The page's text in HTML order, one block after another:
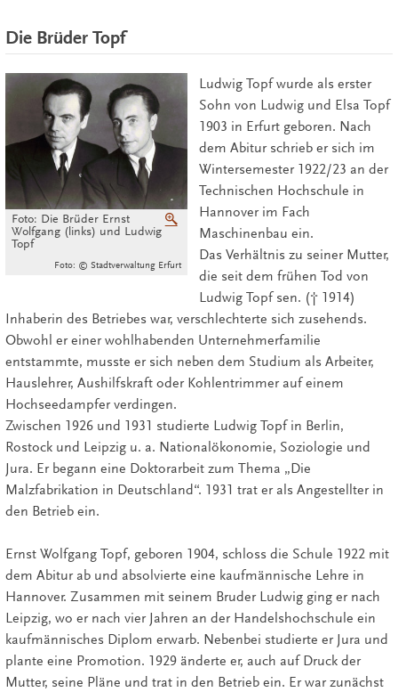
Die Brüder Topf
Vergrößern
Foto: Die Brüder Ernst
Wolfgang (links) und Ludwig
Topf
Foto: © Stadtverwaltung Erfurt
Ludwig Topf wurde als erster
Sohn von Ludwig und Elsa Topf
1903 in Erfurt geboren. Nach
dem Abitur schrieb er sich im
Wintersemester 1922/23 an der
Technischen Hochschule in
Hannover im Fach
Maschinenbau ein.
Das Verhältnis zu seiner Mutter,
die seit dem frühen Tod von
Ludwig Topf sen. († 1914)
Inhaberin des Betriebes war, verschlechterte sich zusehends.
Obwohl er einer wohlhabenden Unternehmerfamilie
entstammte, musste er sich neben dem Studium als Arbeiter,
Hauslehrer, Aushilfskraft oder Kohlentrimmer auf einem
Hochseedampfer verdingen.
Zwischen 1926 und 1931 studierte Ludwig Topf in Berlin,
Rostock und Leipzig u. a. Nationalökonomie, Soziologie und
Jura. Er begann eine Doktorarbeit zum Thema „Die
Malzfabrikation in Deutschland“. 1931 trat er als Angestellter in
den Betrieb ein.
Ernst Wolfgang Topf, geboren 1904, schloss die Schule 1922 mit
dem Abitur ab und absolvierte eine kaufmännische Lehre in
Hannover. Zusammen mit seinem Bruder Ludwig ging er nach
Leipzig, wo er nach vier Jahren an der Handelshochschule ein
kaufmännisches Diplom erwarb. Nebenbei studierte er Jura und
plante eine Promotion. 1929 änderte er, auch auf Druck der
Mutter, seine Pläne und trat in den Betrieb ein. Er war zunächst